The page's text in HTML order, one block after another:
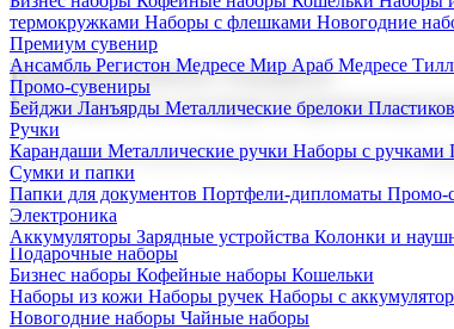
термокружками Наборы с флешками Новогодние
Премиум сувенир
Ансамбль Регистон Медресе Мир Араб Медресе
Промо-сувениры
Бейджи Ланъярды Металлические брелоки
Ручки
Карандаши Металлические ручки Наборы с ручками
Сумки и папки
Папки для документов Портфели-дипломаты Промо-
Электроника
Аккумуляторы Зарядные устройства Колонки и
Корпоративные подарки
Поставка со склада и
Мы предлагаем широкий выбор корпоративных
Подарочные наборы
Бизнес наборы Кофейные наборы Кошельки
Наборы из кожи Наборы ручек Наборы с
Новогодние наборы Чайные наборы